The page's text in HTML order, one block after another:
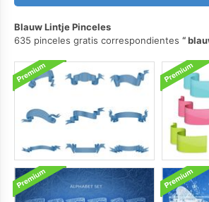
Blauw Lintje Pinceles
635 pinceles gratis correspondientes